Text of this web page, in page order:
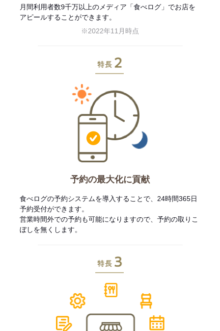
月間利用者数9千万以上のメディア「食べログ」でお店を
アピールすることができます。
※2022年11月時点
予約の最大化に貢献
食べログの予約システムを導入することで、24時間365日
予約受付ができます。
営業時間外での予約も可能になりますので、予約の取りこ
ぼしを無くします。